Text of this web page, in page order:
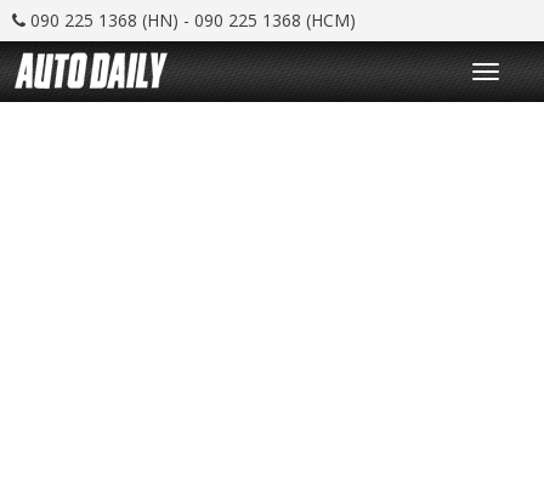
090 225 1368 (HN) - 090 225 1368 (HCM)
T
o
g